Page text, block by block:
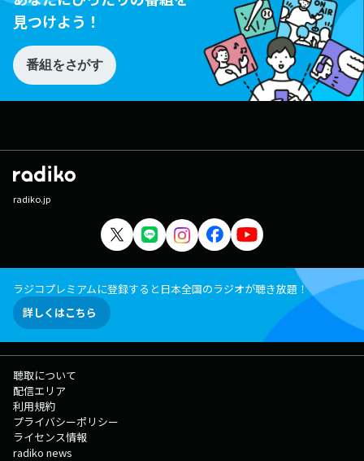
見つけよう！
番組をさがす
radiko.jp
ラジコプレミアムに登録すると日本全国のラジオが聴き放題！
詳しくはこちら
聴取について
配信エリア
利用規約
プライバシーポリシー
ライセンス情報
radiko news